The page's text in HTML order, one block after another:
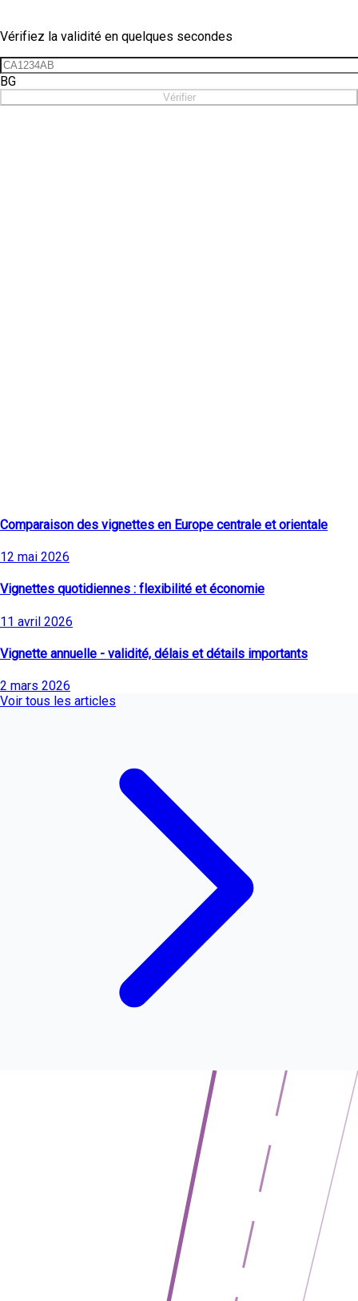
Vérifiez la validité en quelques secondes
BG
Vérifier
Comparaison des vignettes en Europe centrale et orientale
12 mai 2026
Vignettes quotidiennes : flexibilité et économie
11 avril 2026
Vignette annuelle - validité, délais et détails importants
2 mars 2026
Voir tous les articles